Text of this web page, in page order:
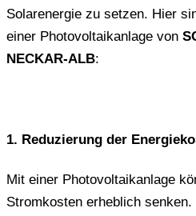
Solarenergie zu setzen. Hier
einer Photovoltaikanlage von
NECKAR-ALB:
1. Reduzierung der
Mit einer Photovoltaikanlage
Stromkosten erheblich